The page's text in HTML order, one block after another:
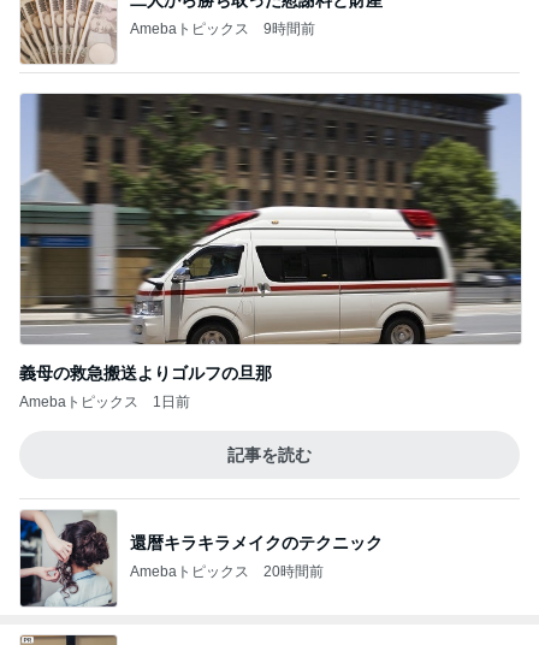
Amebaトピックス 9時間前
義母の救急搬送よりゴルフの旦那
Amebaトピックス 1日前
記事を読む
還暦キラキラメイクのテクニック
Amebaトピックス 20時間前